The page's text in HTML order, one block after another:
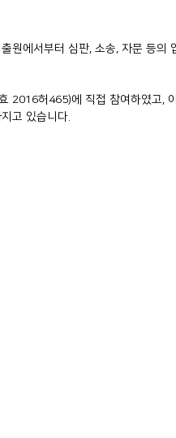
원에서부터 심판, 소송, 자문 등의
허465)에 직접 참여하였고,
고 있습니다.